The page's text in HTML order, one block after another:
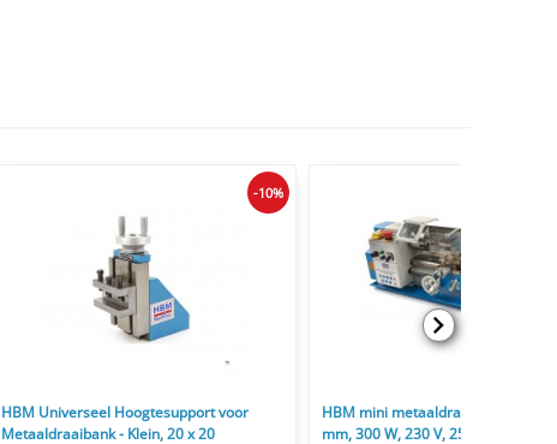
HBM Universeel Hoogtesupport voor
Metaaldraaibank - Klein, 20 x 20
-10%
HBM mini metaaldraaibank 180 x
mm, 300 W, 230 V, 2500 rpm, 20